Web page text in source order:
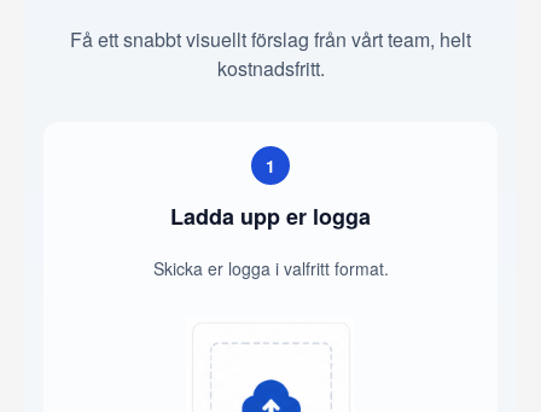
Få ett snabbt visuellt förslag från vårt team, helt
kostnadsfritt.
1
Ladda upp er logga
Skicka er logga i valfritt format.